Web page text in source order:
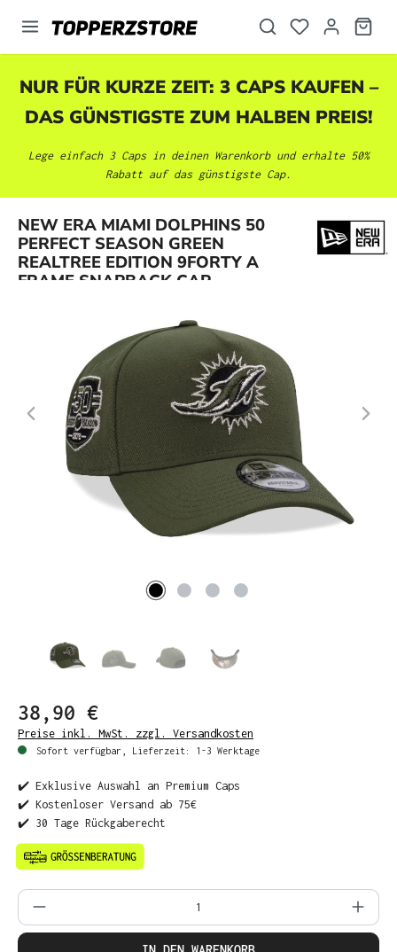
springen
NUR FÜR KURZE ZEIT: 3 CAPS KAUFEN –
DAS GÜNSTIGSTE ZUM HALBEN PREIS!
Lege einfach 3 Caps in deinen Warenkorb und erhalte 50%
Rabatt auf das günstigste Cap.
NEW ERA MIAMI DOLPHINS 50
PERFECT SEASON GREEN
REALTREE EDITION 9FORTY A
FRAME SNAPBACK CAP
Bildergalerie überspringen
38,90 €
Preise inkl. MwSt. zzgl. Versandkosten
Sofort verfügbar, Lieferzeit: 1-3 Werktage
✔️ Exklusive Auswahl an Premium Caps
✔️ Kostenloser Versand ab 75€
✔️ 30 Tage Rückgaberecht
Produkt Anzahl: Gib den gewünschten